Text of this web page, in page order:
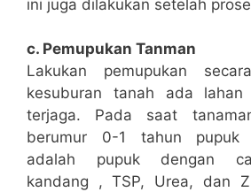
ini juga dilakukan setelah
c. Pemupukan Tanman
Lakukan pemupukan
kesuburan tanah ada
terjaga. Pada saat
berumur 0-1 tahun pupuk
adalah pupuk dengan
kandang , TSP, Urea, dan